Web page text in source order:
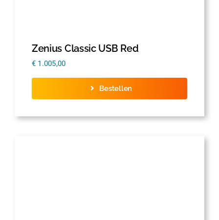
Zenius Classic USB Red
€ 1.005,00
Bestellen